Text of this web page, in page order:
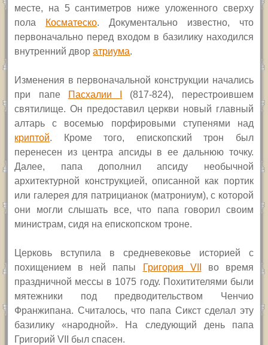
месте, на 5 сантиметров ниже уложенного сверху
пола
Косматеско. Документально известно, что
первоначально перед входом в базилику находился
внутренний дворатриума.
Изменения в первоначальной конструкции начались
при папе
Пасхалии
(817-824), перестроившем
святилище. Он предоставил церкви новый главный
алтарь с восемью порфировыми ступенями над
криптой. Кроме того, епископский трон был
перенесен из центра апсиды в ее дальнюю точку.
Далее, папа дополнил апсиду необычной
архитектурной конструкцией, описанной как портик
или галерея для патрицианок (матрониум), с которой
они могли слышать все, что папа говорил своим
министрам, сидя на епископском троне.
Церковь вступила в средневековье историей с
похищением в ней папы
Григория VII
во время
праздничной мессы в 1075 году. Похитителями были
мятежники под предводительством Ченчио
Франжипана. Считалось, что папа Сикст сделал эту
базилику «народной». На следующий день папа
ГригорийVII был спасен.